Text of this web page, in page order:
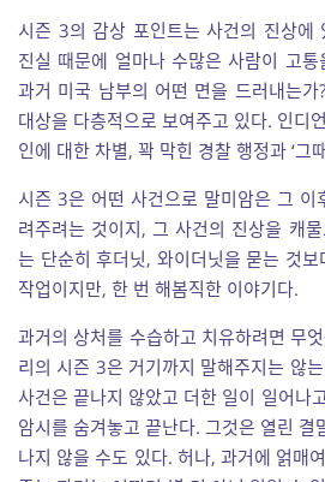
시즌 3의 감상 포인트는 사건의 진상에
진실 때문에 얼마나 수많은 사람이 고
과거 미국 남부의 어떤 면을 드러내는
대상을 다층적으로 보여주고 있다. 인디
인에 대한 차별, 꽉 막힌 경찰 행정과 ‘그
시즌 3은 어떤 사건으로 말미암은 그 이
려주려는 것이지, 그 사건의 진상을 캐
는 단순히 후더닛, 와이더닛을 묻는 것
작업이지만, 한 번 해봄직한 이야기다.
과거의 상처를 수습하고 치유하려면 무
리의 시즌 3은 거기까지 말해주지는 않
사건은 끝나지 않았고 더한 일이 일어나
암시를 숨겨놓고 끝난다. 그것은 열린 결
나지 않을 수도 있다. 허나, 과거에 얽매